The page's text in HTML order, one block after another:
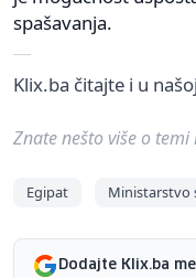
spašavanja.
Klix.ba čitajte i u
Znate nešto više o
Egipat Ministarstvo
Dodajte Klix.ba